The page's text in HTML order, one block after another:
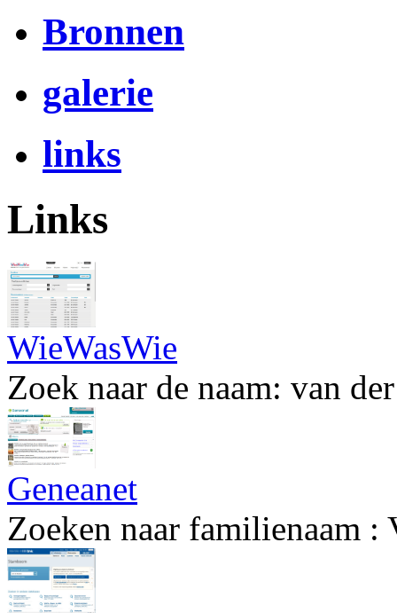
Bronnen
galerie
links
Links
WieWasWie
Zoek naar de naam: van
Geneanet
Zoeken naar familienaam :